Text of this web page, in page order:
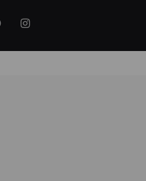
FacebookInstagram